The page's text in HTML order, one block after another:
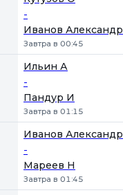
-
Иванов Александр
Завтра в 00:45
Ильин А
-
Пандур И
Завтра в 01:15
Иванов Александр
-
Мареев Н
Завтра в 01:45